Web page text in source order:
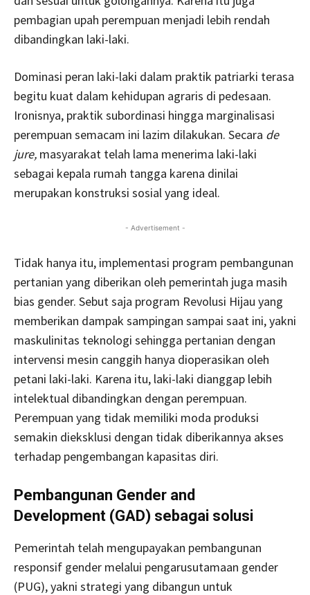
pembagian upah perempuan menjadi lebih rendah
dibandingkan laki-laki.
Dominasi peran laki-laki dalam praktik patriarki terasa
begitu kuat dalam kehidupan agraris di pedesaan.
Ironisnya, praktik subordinasi hingga marginalisasi
perempuan semacam ini lazim dilakukan. Secara de
jure, masyarakat telah lama menerima laki-laki
sebagai kepala rumah tangga karena dinilai
merupakan konstruksi sosial yang ideal.
- Advertisement -
Tidak hanya itu, implementasi program pembangunan
pertanian yang diberikan oleh pemerintah juga masih
bias gender. Sebut saja program Revolusi Hijau yang
memberikan dampak sampingan sampai saat ini, yakni
maskulinitas teknologi sehingga pertanian dengan
intervensi mesin canggih hanya dioperasikan oleh
petani laki-laki. Karena itu, laki-laki dianggap lebih
intelektual dibandingkan dengan perempuan.
Perempuan yang tidak memiliki moda produksi
semakin dieksklusi dengan tidak diberikannya akses
terhadap pengembangan kapasitas diri.
Pembangunan Gender and
Development (GAD) sebagai solusi
Pemerintah telah mengupayakan pembangunan
responsif gender melalui pengarusutamaan gender
(PUG), yakni strategi yang dibangun untuk